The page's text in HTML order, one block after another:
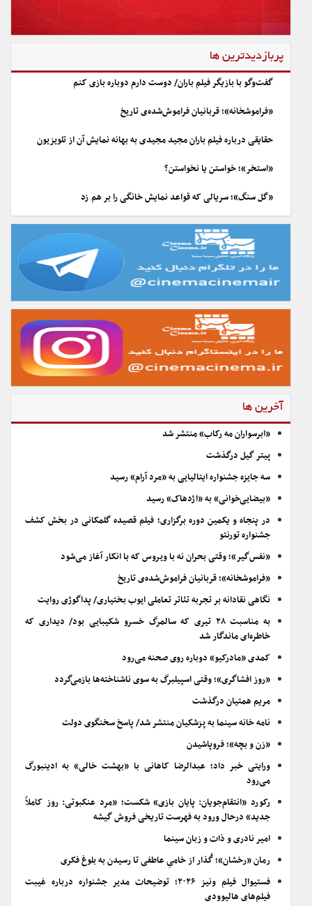
پربازدیدترین ها
گفت‌وگو با بازیگر فیلم باران/ دوست دارم دوباره بازی کنم
«فراموشخانه»؛ قربانیان فراموش‌شده‌ی تاریخ
حقایقی درباره فیلم باران مجید مجیدی به بهانه نمایش آن از تلویزیون
«استخر»؛ خواستن یا نخواستن؟
«گل سنگ»؛ سریالی که قواعد نمایش خانگی را بر هم زد
آخرین ها
«ابرسواران مه رکاب» منتشر شد
پیتر گیل درگذشت
سه جایزه جشنواره ایتالیایی به «مرد آرام» رسید
«بیضایی‌خوانی» به «اژدهاک» رسید
در پنجاه و یکمین دوره برگزاری؛ فیلم قصیده گلمکانی در بخش کشف
جشنواره تورنتو
«نفس‌گیر»؛ وقتی بحران نه با ویروس که با انکار آغاز می‌شود
«فراموشخانه»؛ قربانیان فراموش‌شده‌ی تاریخ
نگاهی نقادانه بر تجربه تئاتر تعاملی ایوب بختیاری/ پداگوژی روایت
به مناسبت ۲۸ تیری که سالمرگ خسرو شکیبایی بود/ دیداری که
خاطره‌ای ماندگار شد
کمدی «مادرکیو» دوباره روی صحنه می‌رود
«روز افشاگری»؛ وقتی اسپیلبرگ به سوی ناشناخته‌ها بازمی‌گردد
مریم همتیان درگذشت
نامه خانه سینما به پزشکیان منتشر شد/ پاسخ سخنگوی دولت
«زن و بچه»؛ فروپاشیدن
ورایتی خبر داد؛ عبدالرضا کاهانی با «بهشت خالی» به ادینبورگ
می‌رود
رکورد «انتقام‌جویان: پایان بازی» شکست؛ «مرد عنکبوتی: روز کاملاً
جدید» درحال ورود به فهرست تاریخی فروش گیشه
امیر نادری و ذات و زبان سینما
رمان «رخشان»؛ گُذار از خامیِ عاطفی تا رسیدن به بلوغ فکری
فستیوال فیلم ونیز ۲۰۲۶؛ توضیحات مدیر جشنواره درباره غیبت
فیلم‌های هالیوودی